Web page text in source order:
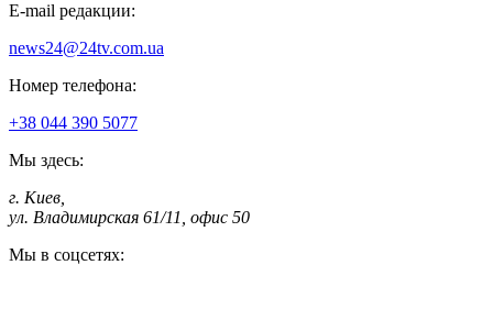
E-mail редакции:
news24@24tv.com.ua
Номер телефона:
+38 044 390 5077
Мы здесь:
г. Киев
ул. Владимирская 61/11, офис 50
Мы в соцсетях: